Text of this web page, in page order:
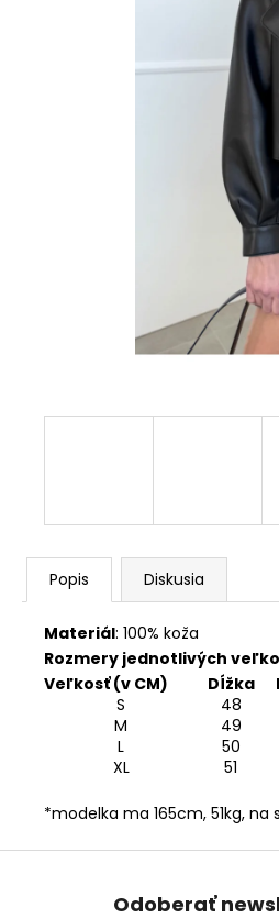
Popis Diskusia
Materiál: 100% koža
Rozmery jednotlivých
Veľkosť (v CM)
Dĺžka
S
48
M
49
L
50
XL
51
*modelka ma 165cm, 51kg, na
Z
Odoberať